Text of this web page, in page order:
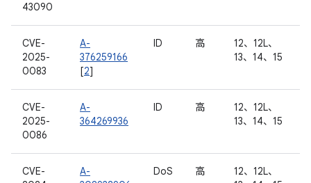
43090
CVE-
2025-
0083
A-
376259166
[2]
ID 高
12、12L、
13、14、15
CVE-
2025-
0086
A-
364269936
ID 高
12、12L、
13、14、15
CVE-
A-
DoS 高
12、12L、